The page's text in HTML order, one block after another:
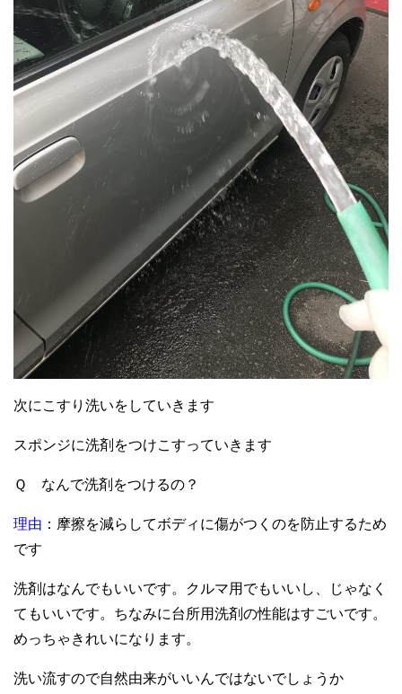
次にこすり洗いをしていきます
スポンジに洗剤をつけこすっていきます
Ｑ なんで洗剤をつけるの？
理由 ：摩擦を減らしてボディに傷がつくのを防止するため
です
洗剤はなんでもいいです。クルマ用でもいいし、じゃなく
てもいいです。ちなみに台所用洗剤の性能はすごいです。
めっちゃきれいになります。
洗い流すので自然由来がいいんではないでしょうか